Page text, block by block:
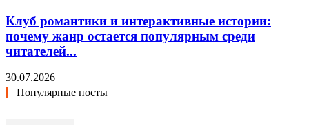
Клуб романтики и интерактивные истории:
почему жанр остается популярным среди
читателей...
30.07.2026
Популярные посты